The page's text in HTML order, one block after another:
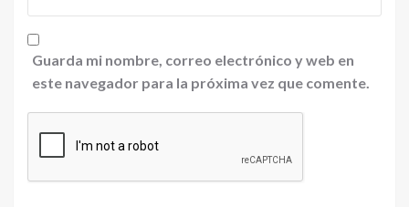
Guarda mi nombre, correo electrónico y web en
este navegador para la próxima vez que comente.